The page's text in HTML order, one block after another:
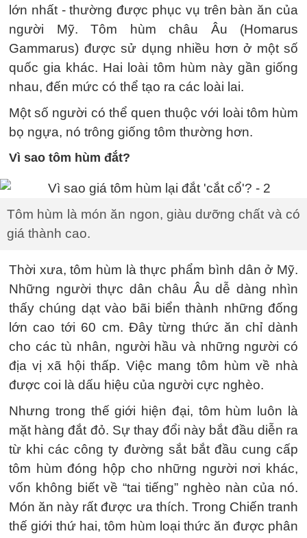
lớn nhất - thường được phục vụ trên bàn ăn của
người Mỹ. Tôm hùm châu Âu (Homarus
Gammarus) được sử dụng nhiều hơn ở một số
quốc gia khác. Hai loài tôm hùm này gần giống
nhau, đến mức có thể tạo ra các loài lai.
Một số người có thể quen thuộc với loài tôm hùm
bọ ngựa, nó trông giống tôm thường hơn.
Vì sao tôm hùm đắt?
Tôm hùm là món ăn ngon, giàu dưỡng chất và có
giá thành cao.
Thời xưa, tôm hùm là thực phẩm bình dân ở Mỹ.
Những người thực dân châu Âu dễ dàng nhìn
thấy chúng dạt vào bãi biển thành những đống
lớn cao tới 60 cm. Đây từng thức ăn chỉ dành
cho các tù nhân, người hầu và những người có
địa vị xã hội thấp. Việc mang tôm hùm về nhà
được coi là dấu hiệu của người cực nghèo.
Nhưng trong thế giới hiện đại, tôm hùm luôn là
mặt hàng đắt đỏ. Sự thay đổi này bắt đầu diễn ra
từ khi các công ty đường sắt bắt đầu cung cấp
tôm hùm đóng hộp cho những người nơi khác,
vốn không biết về “tai tiếng” nghèo nàn của nó.
Món ăn này rất được ưa thích. Trong Chiến tranh
thế giới thứ hai, tôm hùm loại thức ăn được phân